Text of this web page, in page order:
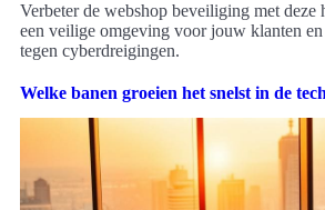
Verbeter de webshop beveiliging met
een veilige omgeving voor jouw klanten
tegen cyberdreigingen.
Welke banen groeien het snelst in de